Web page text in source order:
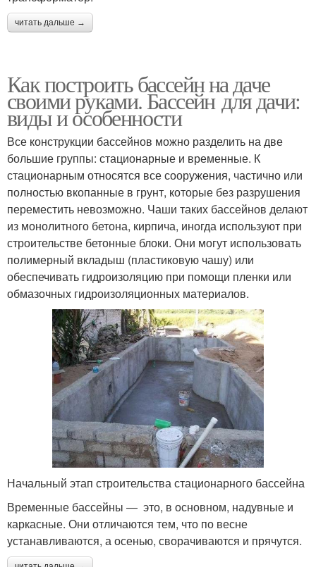
читать дальше →
Как построить бассейн на даче
своими руками. Бассейн для дачи:
виды и особенности
Все конструкции бассейнов можно разделить на две
большие группы: стационарные и временные. К
стационарным относятся все сооружения, частично или
полностью вкопанные в грунт, которые без разрушения
переместить невозможно. Чаши таких бассейнов делают
из монолитного бетона, кирпича, иногда используют при
строительстве бетонные блоки. Они могут использовать
полимерный вкладыш (пластиковую чашу) или
обеспечивать гидроизоляцию при помощи пленки или
обмазочных гидроизоляционных материалов.
Начальный этап строительства стационарного бассейна
Временные бассейны — это, в основном, надувные и
каркасные. Они отличаются тем, что по весне
устанавливаются, а осенью, сворачиваются и прячутся.